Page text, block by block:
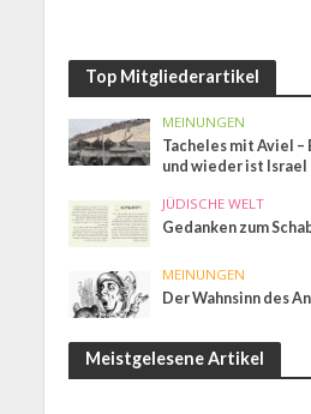
Top Mitgliederartikel
MEINUNGEN
Tacheles mit Aviel –
und wieder ist Israel
JÜDISCHE WELT
Gedanken zum
MEINUNGEN
Der Wahnsinn des
Meistgelesene Artikel